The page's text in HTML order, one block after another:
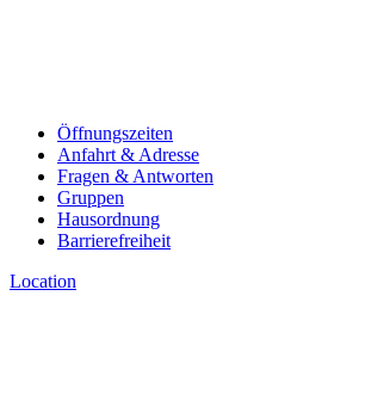
Öffnungszeiten
Anfahrt & Adresse
Fragen & Antworten
Gruppen
Hausordnung
Barrierefreiheit
Location